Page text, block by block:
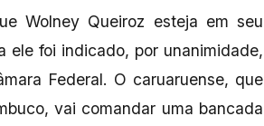
Wolney Queiroz esteja em seu
ele foi indicado, por unanimidade,
Federal. O caruaruense, que
vai comandar uma bancada